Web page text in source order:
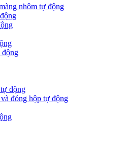
nhôm tự động
động
động
đóng hộp tự động